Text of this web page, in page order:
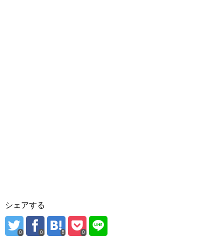
シェアする
0 0 0